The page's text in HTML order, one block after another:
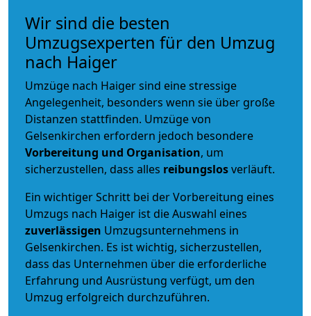
Wir sind die besten
Umzugsexperten für den Umzug
nach Haiger
Umzüge nach Haiger sind eine stressige
Angelegenheit, besonders wenn sie über große
Distanzen stattfinden. Umzüge von
Gelsenkirchen erfordern jedoch besondere
Vorbereitung und Organisation, um
sicherzustellen, dass alles reibungslosverläuft.
Ein wichtiger Schritt bei der Vorbereitung eines
Umzugs nach Haiger ist die Auswahl eines
zuverlässigen Umzugsunternehmens in
Gelsenkirchen. Es ist wichtig, sicherzustellen,
dass das Unternehmen über die erforderliche
Erfahrung und Ausrüstung verfügt, um den
Umzug erfolgreich durchzuführen.